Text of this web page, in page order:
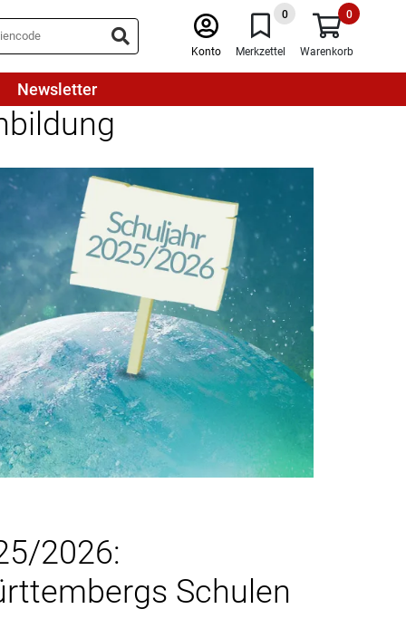
Konto
0
Merkzettel
0
Warenkorb
Newsletter
2026:
Schulen